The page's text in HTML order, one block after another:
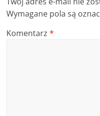
n
ż
Wymagane pola są
Komentarz*